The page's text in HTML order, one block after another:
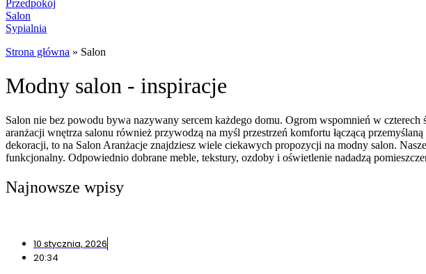
Przedpokój
Salon
Sypialnia
Strona główna » Salon
Modny salon - inspiracje
Salon nie bez powodu bywa nazywany sercem każdego domu. Ogrom wspomnień w
aranżacji wnętrza salonu również przywodzą na myśl przestrzeń komfortu łączącą
dekoracji, to na Salon Aranżacje znajdziesz wiele ciekawych propozycji na modny salon.
funkcjonalny. Odpowiednio dobrane meble, tekstury, ozdoby i oświetlenie nadadzą
Najnowsze wpisy
10 stycznia, 2026
20:34